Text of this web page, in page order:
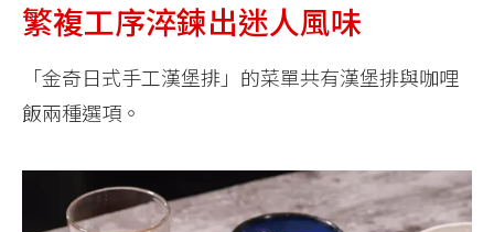
繁複工序淬鍊出迷人風味
「金奇日式手工漢堡排」的菜單共有漢堡排與咖哩
飯兩種選項。